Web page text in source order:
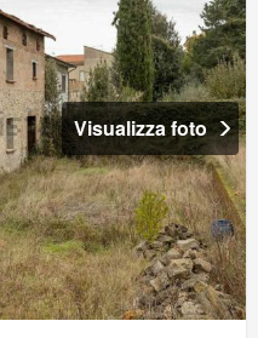
Visualizza foto